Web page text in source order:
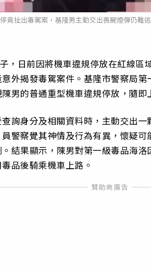
竟扯出毒駕案，基隆男主動交出喪屍煙彈仍難
，日前因將機車違規停放在紅線區
外揭發毒駕案件。基隆市警察局
男的普通重型機車違規停放，隨即
詢身分及相關資料時，主動交出
警察覺其神情及行為有異，懷疑
結果顯示，陳男對第一級毒品海
品後騎乘機車上路。